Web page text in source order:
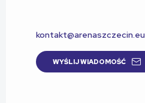
kontakt@arenaszczecin.eu
WYŚLIJ WIADOMOŚĆ